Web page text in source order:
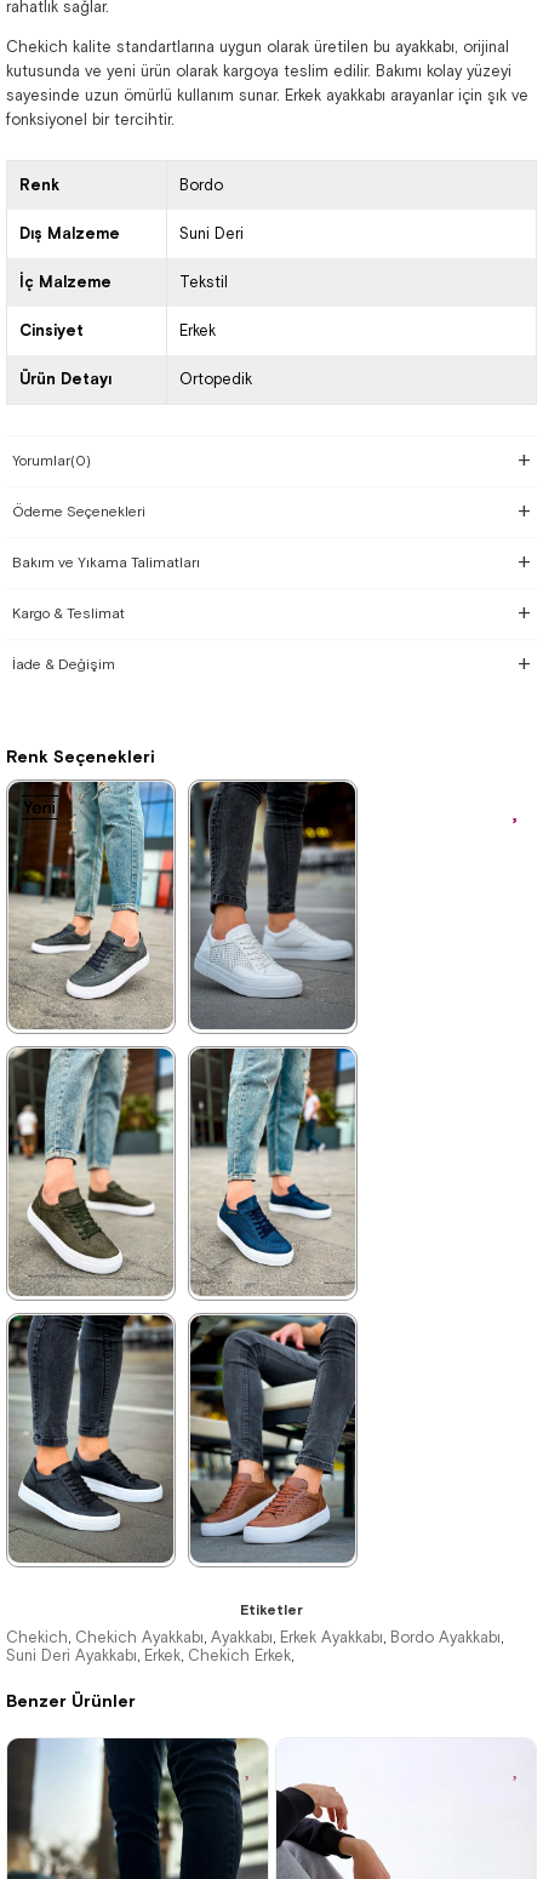
rahatlık sağlar.
Chekich kalite standartlarına uygun olarak üretilen bu ayakkabı, orijinal
kutusunda ve yeni ürün olarak kargoya teslim edilir. Bakımı kolay yüzeyi
sayesinde uzun ömürlü kullanım sunar. Erkek ayakkabı arayanlar için şık ve
fonksiyonel bir tercihtir.
Renk Bordo
Dış Malzeme Suni Deri
İç Malzeme Tekstil
Cinsiyet Erkek
Ürün Detayı Ortopedik
Yorumlar(0)
Ödeme Seçenekleri
Bakım ve Yıkama Talimatları
Kargo & Teslimat
İade & Değişim
Renk Seçenekleri
★ ★ ★ ★ ★
3.520,00 ₺
5.104,00 ₺
%31İndirim
Ücretsiz
Yeni
Ürün
★ ★ ★ ★ ★
3.520,00 ₺
5.104,00 ₺
%31İndirim
Ücretsiz
Kargo
Yeni
Ürün
★ ★ ★ ★ ★
3.520,00 ₺
5.104,00 ₺
%31İndirim
Ücretsiz
Kargo
Yeni
Ürün
★ ★ ★ ★ ★
3.520,00 ₺
5.104,00 ₺
%31İndirim
Ücretsiz
Kargo
Yeni
Ürün
3.520,00 ₺
%31İndirim
Ücretsiz
Yeni
Ürün
★ ★ ★
3.520,00 ₺
%31İndirim
Yeni
Ürün
Benzer Ürünler
Etiketler
Chekich, Chekich Ayakkabı, Ayakkabı, Erkek Ayakkabı, Bordo Ayakkabı,
Suni Deri Ayakkabı, Erkek, Chekich Erkek,